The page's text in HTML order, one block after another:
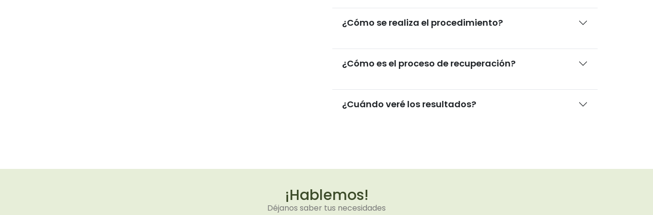
¿Cómo se realiza el procedimiento?
¿Cómo es el proceso de recuperación?
¿Cuándo veré los resultados?
¡Hablemos!
Déjanos saber tus necesidades